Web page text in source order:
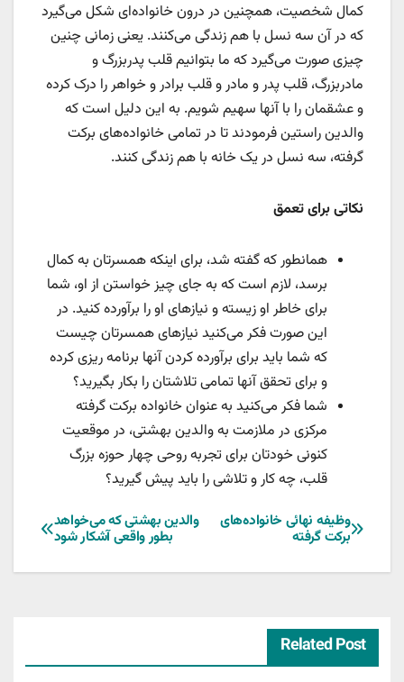
کمال شخصیت، همچنین در درون خانواده‌ای شکل می‌گیرد
که در آن سه نسل با هم زندگی‌ می‌کنند. یعنی زمانی چنین
چیزی صورت می‌گیرد که ما بتوانیم قلب پدربزرگ و
مادربزرگ، قلب پدر و مادر و قلب برادر و خواهر را درک کرده
و عشقمان را با آنها سهیم شویم. به این دلیل است که
والدین راستین فرمودند تا در تمامی خانواده‌های برکت
گرفته، سه نسل در یک خانه با هم زندگی کنند.
نکاتی برای تعمق
همانطور که گفته شد، برای اینکه همسرتان به کمال
برسد، لازم است که به جای چیز خواستن از او، شما
برای خاطر او زیسته و نیازهای او را برآورده کنید. در
این صورت فکر می‌کنید نیازهای همسرتان چیست
که شما باید برای برآورده کردن آنها برنامه ریزی کرده
و برای تحقق آنها تمامی تلاشتان را بکار بگیرید؟
شما فکر می‌کنید به عنوان خانواده برکت گرفته
مرکزی در ملازمت به والدین بهشتی، در موقعیت
کنونی خودتان برای تجربه روحی چهار حوزه بزرگ
قلب، چه کار و تلاشی را باید پیش گیرید؟
راهبری
نوشته
والدین بهشتی که می‌خواهد
بطور واقعی آشکار شود
وظیفه نهائی خانواده‌های
برکت گرفته
Related Post